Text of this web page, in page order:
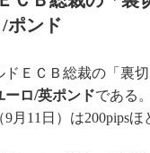
ポンド
ＥＣＢ総裁の「裏
ーロ/英ポンドである
月11日）は200pipsほ